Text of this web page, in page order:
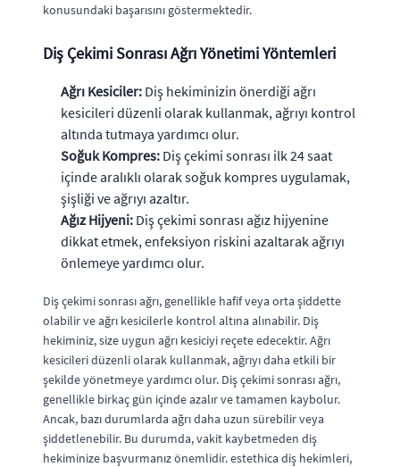
konusundaki başarısını göstermektedir.
Diş Çekimi Sonrası Ağrı Yönetimi Yöntemleri
Ağrı Kesiciler: Diş hekiminizin önerdiği ağrı
kesicileri düzenli olarak kullanmak, ağrıyı kontrol
altında tutmaya yardımcı olur.
Soğuk Kompres: Diş çekimi sonrası ilk 24 saat
içinde aralıklı olarak soğuk kompres uygulamak,
şişliği ve ağrıyı azaltır.
Ağız Hijyeni: Diş çekimi sonrası ağız hijyenine
dikkat etmek, enfeksiyon riskini azaltarak ağrıyı
önlemeye yardımcı olur.
Diş çekimi sonrası ağrı, genellikle hafif veya orta şiddette
olabilir ve ağrı kesicilerle kontrol altına alınabilir. Diş
hekiminiz, size uygun ağrı kesiciyi reçete edecektir. Ağrı
kesicileri düzenli olarak kullanmak, ağrıyı daha etkili bir
şekilde yönetmeye yardımcı olur. Diş çekimi sonrası ağrı,
genellikle birkaç gün içinde azalır ve tamamen kaybolur.
Ancak, bazı durumlarda ağrı daha uzun sürebilir veya
şiddetlenebilir. Bu durumda, vakit kaybetmeden diş
hekiminize başvurmanız önemlidir. estethica diş hekimleri,